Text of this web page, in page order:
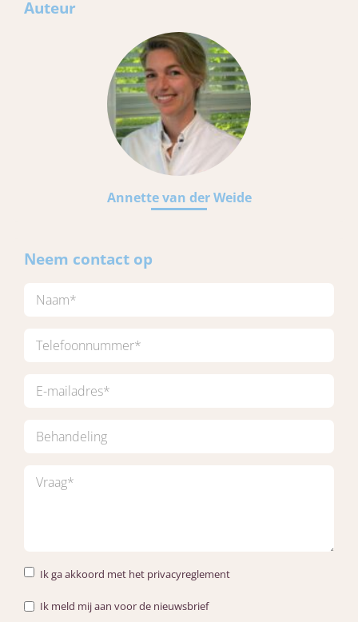
Auteur
Annette van der Weide
Neem contact op
Ik ga akkoord met het privacyreglement
Ik meld mij aan voor de nieuwsbrief